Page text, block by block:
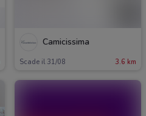
Camicissima
Scade il 31/08 3.6 km